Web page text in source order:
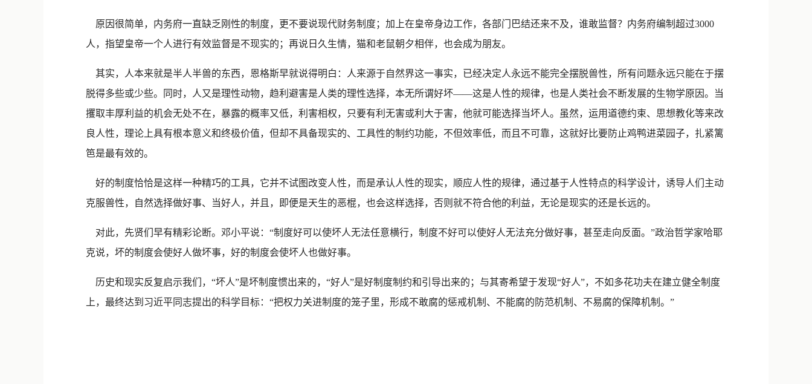
原因很简单，内务府一直缺乏刚性的制度，更不要说现代财务制度；加上在皇帝身边工作，各部门巴结还来不及，谁敢监督？内务府编制超过3000
人，指望皇帝一个人进行有效监督是不现实的；再说日久生情，猫和老鼠朝夕相伴，也会成为朋友。
其实，人本来就是半人半兽的东西，恩格斯早就说得明白：人来源于自然界这一事实，已经决定人永远不能完全摆脱兽性，所有问题永远只能在于摆
脱得多些或少些。同时，人又是理性动物，趋利避害是人类的理性选择，本无所谓好坏——这是人性的规律，也是人类社会不断发展的生物学原因。当
攫取丰厚利益的机会无处不在，暴露的概率又低，利害相权，只要有利无害或利大于害，他就可能选择当坏人。虽然，运用道德约束、思想教化等来改
良人性，理论上具有根本意义和终极价值，但却不具备现实的、工具性的制约功能，不但效率低，而且不可靠，这就好比要防止鸡鸭进菜园子，扎紧篱
笆是最有效的。
好的制度恰恰是这样一种精巧的工具，它并不试图改变人性，而是承认人性的现实，顺应人性的规律，通过基于人性特点的科学设计，诱导人们主动
克服兽性，自然选择做好事、当好人，并且，即便是天生的恶棍，也会这样选择，否则就不符合他的利益，无论是现实的还是长远的。
对此，先贤们早有精彩论断。邓小平说：“制度好可以使坏人无法任意横行，制度不好可以使好人无法充分做好事，甚至走向反面。”政治哲学家哈耶
克说，坏的制度会使好人做坏事，好的制度会使坏人也做好事。
历史和现实反复启示我们，“坏人”是坏制度惯出来的，“好人”是好制度制约和引导出来的；与其寄希望于发现“好人”，不如多花功夫在建立健全制度
上，最终达到习近平同志提出的科学目标：“把权力关进制度的笼子里，形成不敢腐的惩戒机制、不能腐的防范机制、不易腐的保障机制。”